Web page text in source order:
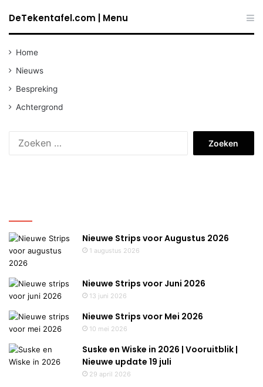
DeTekentafel.com | Menu
Home
Nieuws
Bespreking
Achtergrond
Nieuwe Strips voor Augustus 2026
1 augustus 2026
Nieuwe Strips voor Juni 2026
13 juni 2026
Nieuwe Strips voor Mei 2026
10 mei 2026
Suske en Wiske in 2026 | Vooruitblik |
Nieuwe update 19 juli
29 april 2026